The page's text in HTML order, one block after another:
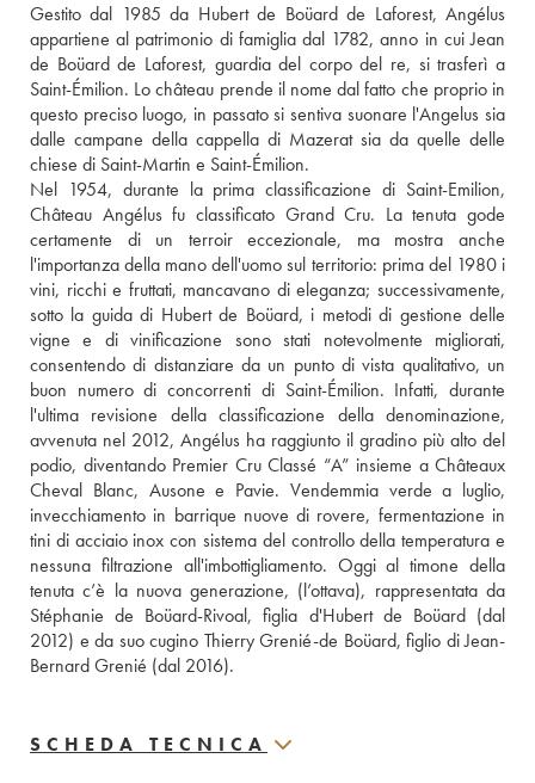
Gestito dal 1985 da Hubert de Boüard de Laforest, Angélus
appartiene al patrimonio di famiglia dal 1782, anno in cui Jean
de Boüard de Laforest, guardia del corpo del re, si trasferì a
Saint-Émilion. Lo château prende il nome dal fatto che proprio in
questo preciso luogo, in passato si sentiva suonare l'Angelus sia
dalle campane della cappella di Mazerat sia da quelle delle
chiese di Saint-Martin e Saint-Émilion.
Nel 1954, durante la prima classificazione di Saint-Emilion,
Château Angélus fu classificato Grand Cru. La tenuta gode
certamente di un terroir eccezionale, ma mostra anche
l'importanza della mano dell'uomo sul territorio: prima del 1980 i
vini, ricchi e fruttati, mancavano di eleganza; successivamente,
sotto la guida di Hubert de Boüard, i metodi di gestione delle
vigne e di vinificazione sono stati notevolmente migliorati,
consentendo di distanziare da un punto di vista qualitativo, un
buon numero di concorrenti di Saint-Émilion. Infatti, durante
l'ultima revisione della classificazione della denominazione,
avvenuta nel 2012, Angélus ha raggiunto il gradino più alto del
podio, diventando Premier Cru Classé “A” insieme a Châteaux
Cheval Blanc, Ausone e Pavie. Vendemmia verde a luglio,
invecchiamento in barrique nuove di rovere, fermentazione in
tini di acciaio inox con sistema del controllo della temperatura e
nessuna filtrazione all'imbottigliamento. Oggi al timone della
tenuta c’è la nuova generazione, (l’ottava), rappresentata da
Stéphanie de Boüard-Rivoal, figlia d'Hubert de Boüard (dal
2012) e da suo cugino Thierry Grenié-de Boüard, figlio di Jean-
Bernard Grenié (dal 2016).
SCHEDA TECNICA